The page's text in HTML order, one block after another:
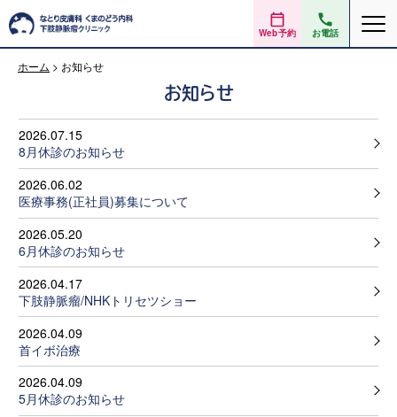
Web予約 お電話
ホーム > お知らせ
お知らせ
2026.07.15
8月休診のお知らせ
2026.06.02
医療事務(正社員)募集について
2026.05.20
6月休診のお知らせ
2026.04.17
下肢静脈瘤/NHKトリセツショー
2026.04.09
首イボ治療
2026.04.09
5月休診のお知らせ